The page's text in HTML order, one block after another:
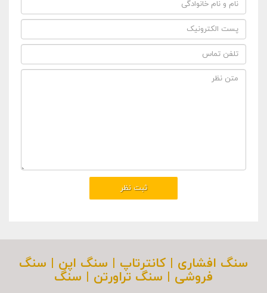
سنگ افشاری | کانترتاپ | سنگ اپن | سنگ
فروشی | سنگ تراورتن | سنگ